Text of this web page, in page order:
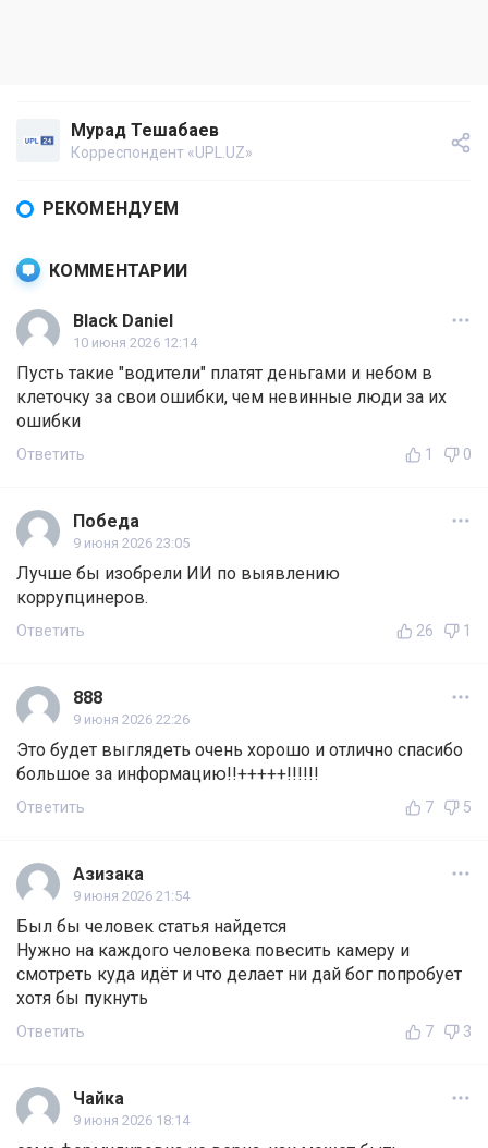
Мурад Тешабаев
Корреспондент «UPL.UZ»
РЕКОМЕНДУЕМ
КОММЕНТАРИИ
Black Daniel
10 июня 2026 12:14
Пусть такие "водители" платят деньгами и небом в
клеточку за свои ошибки, чем невинные люди за их
ошибки
Ответить 1 0
Победа
9 июня 2026 23:05
Лучше бы изобрели ИИ по выявлению
коррупцинеров.
Ответить 26 1
888
9 июня 2026 22:26
Это будет выглядеть очень хорошо и отлично спасибо
большое за информацию!!+++++!!!!!!
Ответить 7 5
Азизака
9 июня 2026 21:54
Был бы человек статья найдется
Нужно на каждого человека повесить камеру и
смотреть куда идёт и что делает ни дай бог попробует
хотя бы пукнуть
Ответить 7 3
Чайка
9 июня 2026 18:14